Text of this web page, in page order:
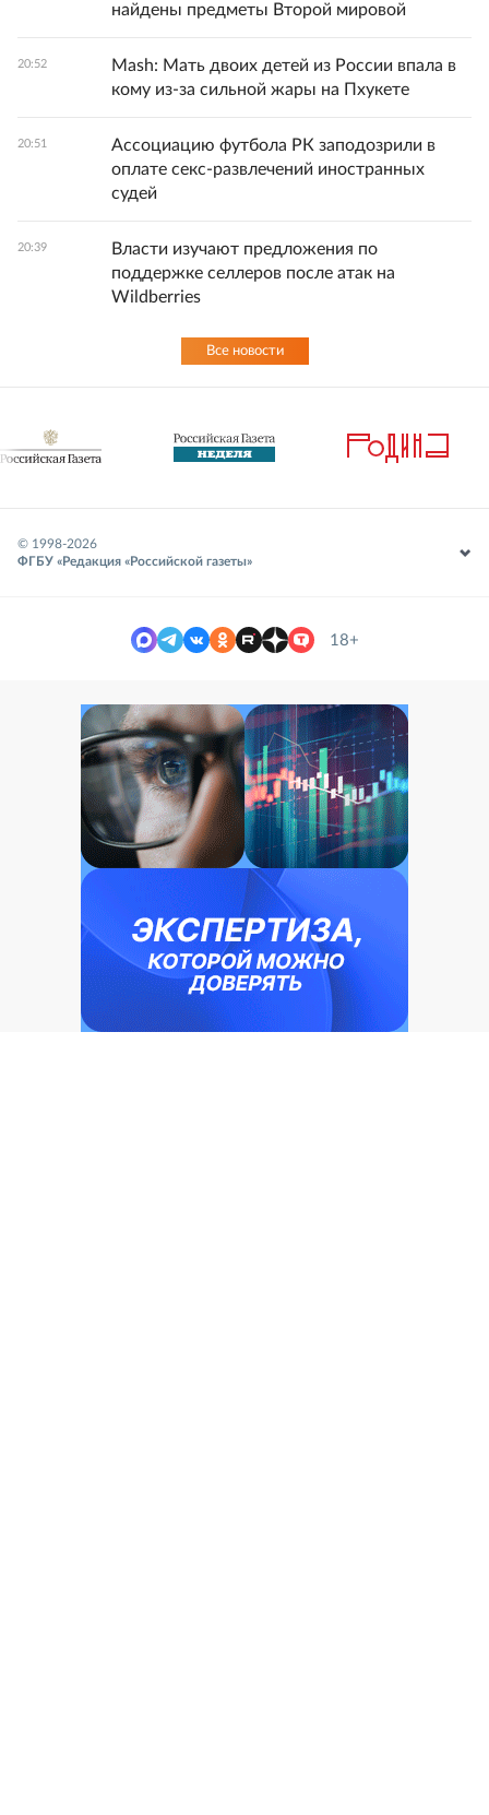
найдены предметы Второй мировой
20:52
Mash: Мать двоих детей из России впала в
кому из-за сильной жары на Пхукете
20:51
Ассоциацию футбола РК заподозрили в
оплате секс-развлечений иностранных
судей
20:39
Власти изучают предложения по
поддержке селлеров после атак на
Wildberries
Все новости
© 1998-2026
ФГБУ «Редакция «Российской газеты»
18+